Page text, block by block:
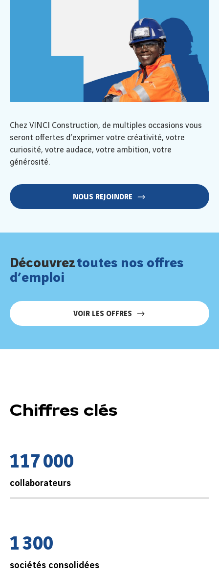
Chez VINCI Construction, de multiples occasions vous
seront offertes d’exprimer votre créativité, votre
curiosité, votre audace, votre ambition, votre
générosité.
NOUS REJOINDRE
Découvreztoutes nos offres
d’emploi
VOIR LES OFFRES
Chiffres clés
117000
collaborateurs
1300
sociétés consolidées